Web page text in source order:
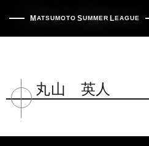
M ATSUMOTO SUMMER LEAGUE
丸山 英人